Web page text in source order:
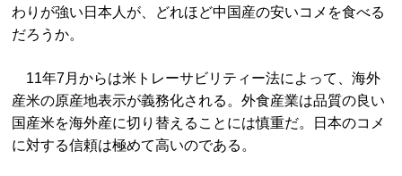
わりが強い日本人が、どれほど中国産の安いコメを食べる
だろうか。
11年7月からは米トレーサビリティー法によって、海外
産米の原産地表示が義務化される。外食産業は品質の良い
国産米を海外産に切り替えることには慎重だ。日本のコメ
に対する信頼は極めて高いのである。